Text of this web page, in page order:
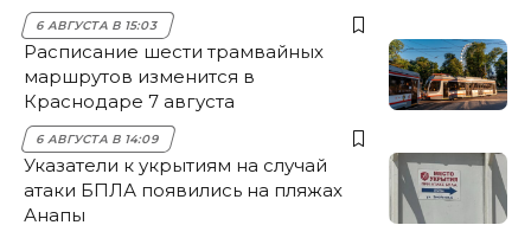
6 АВГУСТА В 15:03
Расписание шести трамвайных
маршрутов изменится в
Краснодаре 7 августа
6 АВГУСТА В 14:09
Указатели к укрытиям на случай
атаки БПЛА появились на пляжах
Анапы